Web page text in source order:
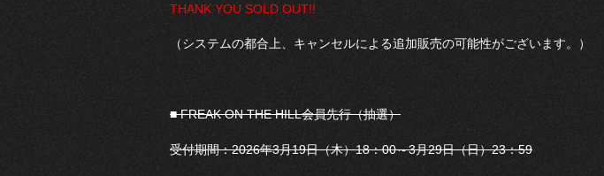
THANK YOU SOLD OUT!!
（システムの都合上、キャンセルによる追加販売の可能性がございます。）
■ FREAK ON THE HILL会員先行（抽選）
受付期間：2026年3月19日（木）18：00～3月29日（日）23：59